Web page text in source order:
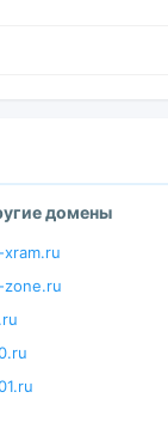
домены
xram.ru
zone.ru